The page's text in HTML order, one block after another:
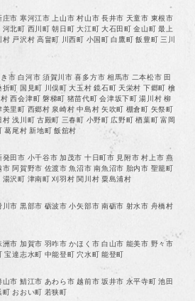
市 寒河江市 上山市 村山市 長井市 天童市 東根市
北町 西川町 朝日町 大江町 大石田町 金山町 最上
戸沢村 高畠町 川西町 小国町 白鷹町 飯豊町 三川
市 白河市 須賀川市 喜多方市 相馬市 二本松市 田
町 国見町 川俣町 大玉村 鏡石町 天栄村 下郷町 檜
西会津町 磐梯町 猪苗代町 会津坂下町 湯川村 柳
里町 西郷村 泉崎村 中島村 矢吹町 棚倉町 矢祭町
浅川町 古殿町 三春町 小野町 広野町 楢葉町 富岡
葛尾村 新地町 飯舘村
田市 小千谷市 加茂市 十日町市 見附市 村上市 燕
阿賀野市 佐渡市 魚沼市 南魚沼市 胎内市 聖籠町
沢町 津南町 刈羽村 関川村 粟島浦村
市 黒部市 砺波市 小矢部市 南砺市 射水市 舟橋村
市 加賀市 羽咋市 かほく市 白山市 能美市 野々市
宝達志水町 中能登町 穴水町 能登町
市 鯖江市 あわら市 越前市 坂井市 永平寺町 池田
おおい町 若狭町